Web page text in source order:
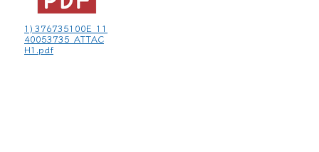
1) 376735100E_11
40053735_ATTAC
H1.pdf